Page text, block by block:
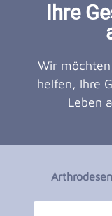
Ihre
Wir
helfen, Ihre
Leben